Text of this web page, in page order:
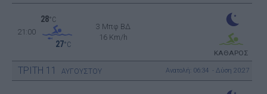
21:00
28°C
27°C
3 Μπφ ΒΔ
16 Km/h
ΚΑΘΑΡΟΣ
ΤΡΙΤΗ 11 ΑΥΓΟΥΣΤΟΥ Ανατολή: 06:34 - Δύση 20:27